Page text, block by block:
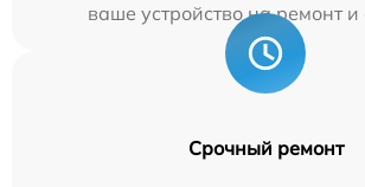
ваше устройство на ремонт и
Срочный ремонт